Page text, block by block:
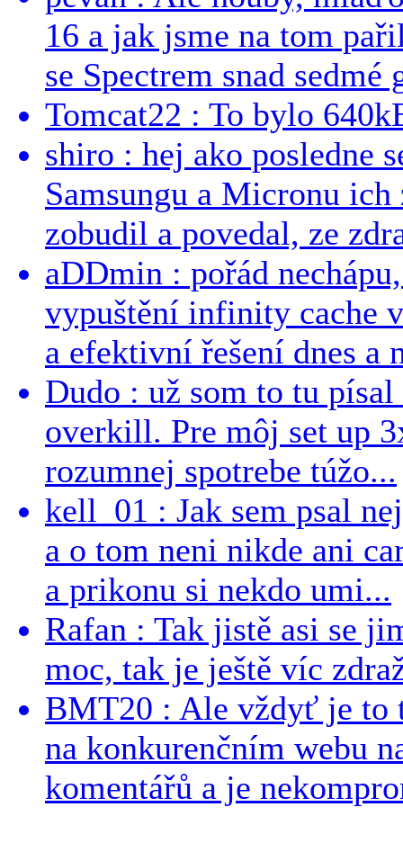
16 a jak jsme na tom
se Spectrem snad sedmé
Tomcat22 : To bylo
shiro : hej ako posledne
Samsungu a Micronu
zobudil a povedal, ze
aDDmin : pořád
vypuštění infinity cache
a efektivní řešení dnes a
Dudo : už som to tu
overkill. Pre môj set up
rozumnej spotrebe túžo...
kell_01 : Jak sem psal
a o tom neni nikde ani
a prikonu si nekdo umi...
Rafan : Tak jistě asi se
moc, tak je ještě víc
BMT20 : Ale vždyť je to
na konkurenčním webu
komentářů a je